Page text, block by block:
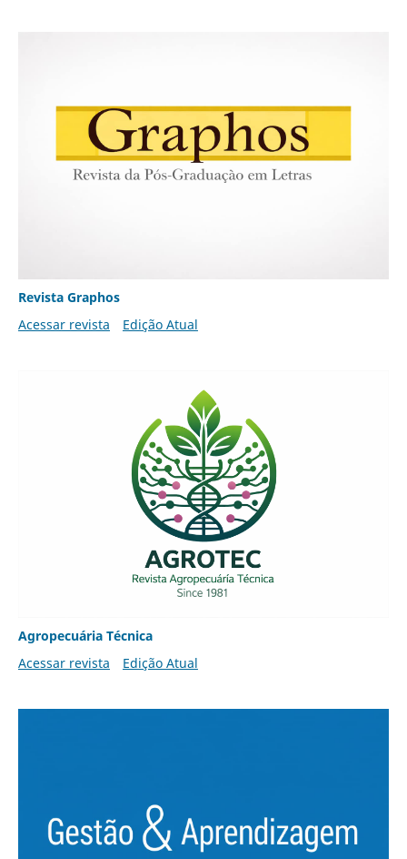
Revista Graphos
Acessar revista
Edição Atual
Agropecuária Técnica
Acessar revista
Edição Atual